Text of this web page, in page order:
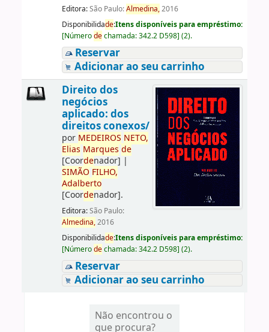
Editora:São Paulo:Almedina,2016
Disponibilidade:Itens disponíveis para empréstimo:
[Númerodechamada:342.2 D598] (2).
Reservar
Adicionar ao seu carrinho
Direito dos
negócios
aplicado: dos
direitos conexos/
por MEDEIROS NETO,
Elias Marques de
[Coordenador] |
SIMÃO FILHO,
Adalberto
[Coordenador].
Editora:São Paulo:
Almedina,2016
Disponibilidade:Itens disponíveis para empréstimo:
[Númerodechamada:342.2 D598] (2).
Reservar
Adicionar ao seu carrinho
Não encontrou o
que procura?